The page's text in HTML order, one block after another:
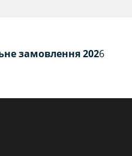
замовлення2026